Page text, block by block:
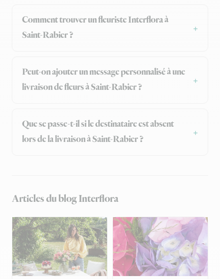
Comment trouver un fleuriste Interflora à
Saint-Rabier ?
Peut-on ajouter un message personnalisé à une
livraison de fleurs à Saint-Rabier ?
Que se passe-t-il si le destinataire est absent
lors de la livraison à Saint-Rabier ?
Articles du blog Interflora